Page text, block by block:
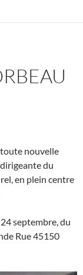
toute nouvelle
du
en plein centre
septembre, du
Rue 45150